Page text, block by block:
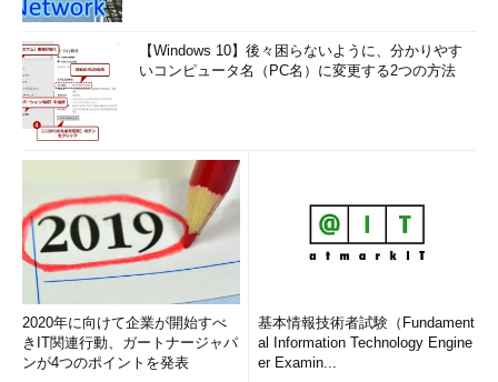
【Windows 10】後々困らないように、分かりやす
いコンピュータ名（PC名）に変更する2つの方法
2020年に向けて企業が開始すべ
きIT関連行動、ガートナージャパ
ンが4つのポイントを発表
基本情報技術者試験（Fundament
al Information Technology Engine
er Examin...